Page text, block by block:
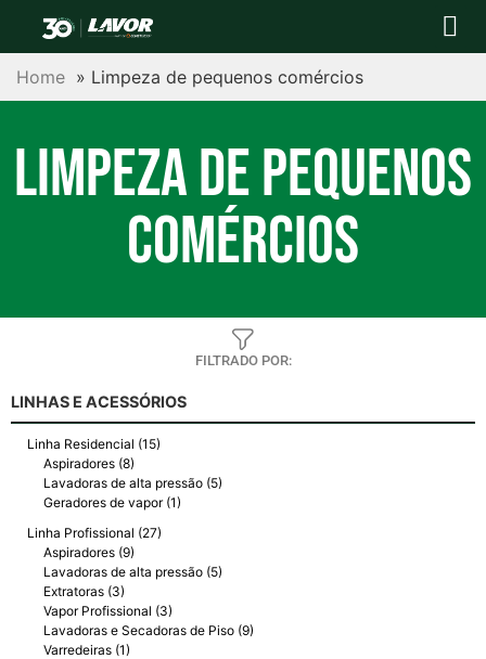
Home » Limpeza de pequenos comércios
LIMPEZA DE PEQUENOS
COMÉRCIOS
FILTRADO POR:
LINHAS E ACESSÓRIOS
Linha Residencial (15)
Aspiradores (8)
Lavadoras de alta pressão (5)
Geradores de vapor (1)
Linha Profissional (27)
Aspiradores (9)
Lavadoras de alta pressão (5)
Extratoras (3)
Vapor Profissional (3)
Lavadoras e Secadoras de Piso (9)
Varredeiras (1)